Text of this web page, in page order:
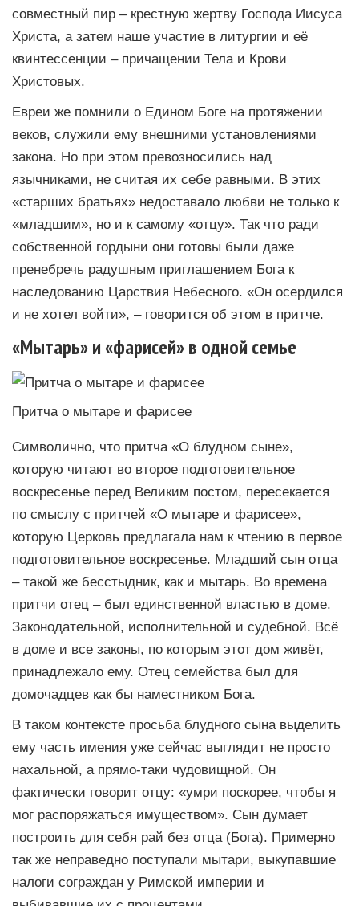
совместный пир – крестную жертву Господа Иисуса
Христа, а затем наше участие в литургии и её
квинтессенции – причащении Тела и Крови
Христовых.
Евреи же помнили о Едином Боге на протяжении
веков, служили ему внешними установлениями
закона. Но при этом превозносились над
язычниками, не считая их себе равными. В этих
«старших братьях» недоставало любви не только к
«младшим», но и к самому «отцу». Так что ради
собственной гордыни они готовы были даже
пренебречь радушным приглашением Бога к
наследованию Царствия Небесного. «Он осердился
и не хотел войти», – говорится об этом в притче.
«Мытарь» и «фарисей» в одной семье
Притча о мытаре и фарисее
Символично, что притча «О блудном сыне»,
которую читают во второе подготовительное
воскресенье перед Великим постом, пересекается
по смыслу с притчей «О мытаре и фарисее»,
которую Церковь предлагала нам к чтению в первое
подготовительное воскресенье. Младший сын отца
– такой же бесстыдник, как и мытарь. Во времена
притчи отец – был единственной властью в доме.
Законодательной, исполнительной и судебной. Всё
в доме и все законы, по которым этот дом живёт,
принадлежало ему. Отец семейства был для
домочадцев как бы наместником Бога.
В таком контексте просьба блудного сына выделить
ему часть имения уже сейчас выглядит не просто
нахальной, а прямо-таки чудовищной. Он
фактически говорит отцу: «умри поскорее, чтобы я
мог распоряжаться имуществом». Сын думает
построить для себя рай без отца (Бога). Примерно
так же неправедно поступали мытари, выкупавшие
налоги сограждан у Римской империи и